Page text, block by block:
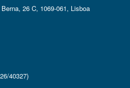
26 C, 1069-061, Lisboa
40327)